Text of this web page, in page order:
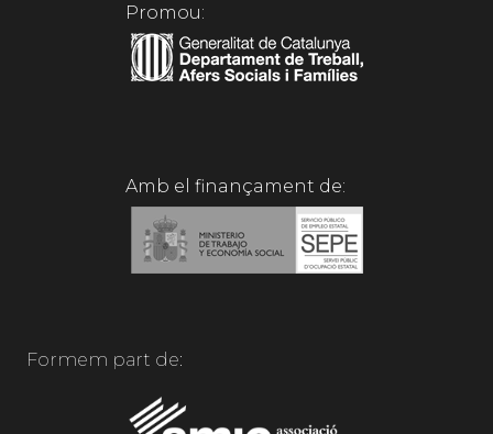
Promou:
Amb el finançament de:
Formem part de: